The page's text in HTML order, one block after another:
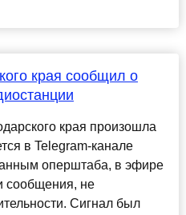
края сообщил о
края произошла
в Telegram-канале
оперштаба, в эфире
сообщения, не
Сигнал был